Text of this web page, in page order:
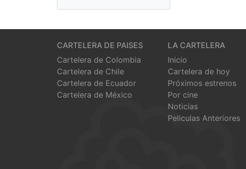
CARTELERA DE PAISES
Cartelera de Colombia
Cartelera de Chile
Cartelera de Ecuador
Cartelera de México
LA CARTELERA
Inicio
Cartelera de hoy
Próximos estrenos
Por cine
Noticias
Peliculas Anteriores